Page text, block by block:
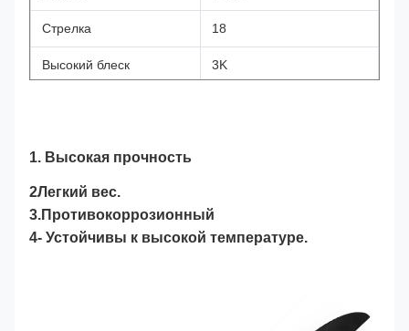
Стрелка 18
Высокий блеск 3K
1. Высокая прочность
2Легкий вес.
3.Противокоррозионный
4- Устойчивы к высокой температуре.